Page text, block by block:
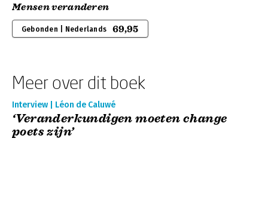
Mensen veranderen
Gebonden | Nederlands 69,95
Meer over dit boek
Interview | Léon de Caluwé
‘Veranderkundigen moeten change
poets zijn’